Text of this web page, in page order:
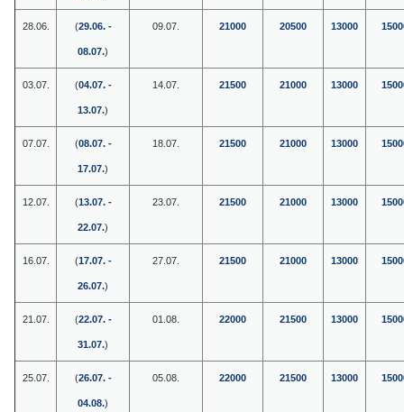
28.06. (29.06. -
08.07.)
09.07. 21000 20500 13000
03.07. (04.07. -
13.07.)
14.07. 21500 21000 13000
07.07. (08.07. -
17.07.)
18.07. 21500 21000 13000
12.07. (13.07. -
22.07.)
23.07. 21500 21000 13000
16.07. (17.07. -
26.07.)
27.07. 21500 21000 13000
21.07. (22.07. -
31.07.)
01.08. 22000 21500 13000
25.07. (26.07. -
04.08.)
05.08. 22000 21500 13000